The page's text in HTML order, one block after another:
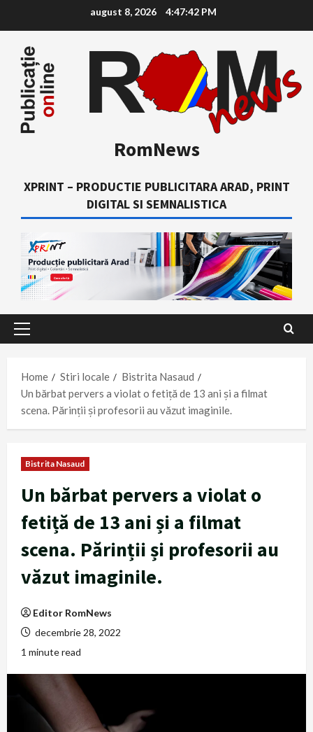
content
august 8, 2026 4:47:42 PM
RomNews
XPRINT – PRODUCTIE PUBLICITARA ARAD, PRINT
DIGITAL SI SEMNALISTICA
Primary
Home
Stiri locale
Bistrita Nasaud
Un bărbat pervers a violat o fetiță de 13 ani și a filmat
scena. Părinții și profesorii au văzut imaginile.
Bistrita Nasaud
Un bărbat pervers a violat o
fetiță de 13 ani și a filmat
scena. Părinții și profesorii au
văzut imaginile.
Editor RomNews
decembrie 28, 2022
1 minute read